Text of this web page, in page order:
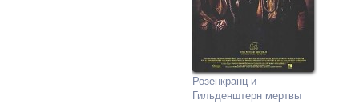
Розенкранц и
Гильденштерн мертвы